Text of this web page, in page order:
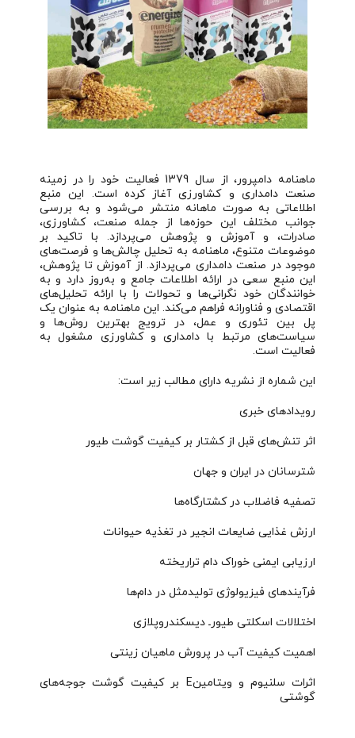
ماهنامه دامپرور، از سال 1379 فعالیت خود را در زمینه
صنعت دامداری و کشاورزی آغاز کرده است. این منبع
اطلاعاتی به صورت ماهانه منتشر می‌شود و به بررسی
جوانب مختلف این حوزه‌ها از جمله صنعت، کشاورزی،
صادرات، و آموزش و پژوهش می‌پردازد. با تاکید بر
موضوعات متنوع، ماهنامه به تحلیل چالش‌ها و فرصت‌های
موجود در صنعت دامداری می‌پردازد. از آموزش تا پژوهش،
این منبع سعی در ارائه اطلاعات جامع و به‌روز دارد و به
خوانندگان خود نگرانی‌ها و تحولات را با ارائه تحلیل‌های
اقتصادی و فناورانه فراهم می‌کند. این ماهنامه به عنوان یک
پل بین تئوری و عمل، در ترویج بهترین روش‌ها و
سیاست‌های مرتبط با دامداری و کشاورزی مشغول به
فعالیت است.
این شماره از نشریه دارای مطالب زیر است:
رویدادهای خبری
اثر تنش‌های قبل از کشتار بر کیفیت گوشت طیور
شترسانان در ایران و جهان
تصفیه فاضلاب در کشتارگاه‌‌ها
ارزش غذایی ضایعات انجیر در تغذیه حیوانات
ارزیابی ایمنی خوراک دام تراریخته
فرآیندهای فیزیولوژی تولیدمثل در دام‌‌ها
اختلالات اسکلتی طیورـ دیسکندروپلازی
اهمیت کیفیت آب در پرورش ماهیان زینتی
اثرات سلنیوم و ویتامینE بر کیفیت گوشت جوجه‌های
گوشتی